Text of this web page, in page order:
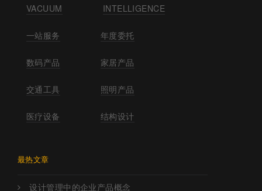
VACUUM INTELLIGENCE
一站服务 年度委托
数码产品 家居产品
交通工具 照明产品
医疗设备 结构设计
最热文章
设计管理中的企业产品概念